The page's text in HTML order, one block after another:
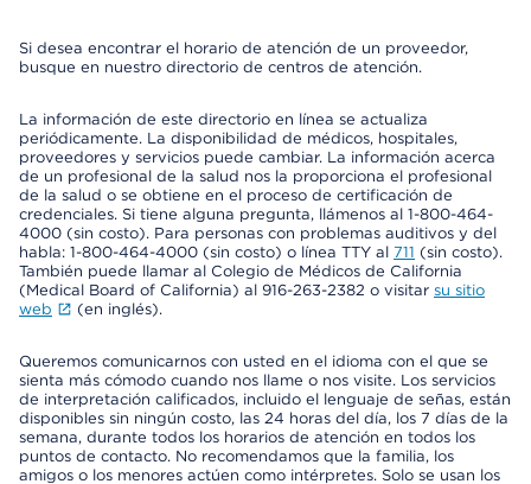
Si desea encontrar el horario de atención de un proveedor,
busque en nuestro directorio de centros de atención.
La información de este directorio en línea se actualiza
periódicamente. La disponibilidad de médicos, hospitales,
proveedores y servicios puede cambiar. La información acerca
de un profesional de la salud nos la proporciona el profesional
de la salud o se obtiene en el proceso de certificación de
credenciales. Si tiene alguna pregunta, llámenos al 1-800-464-
4000 (sin costo). Para personas con problemas auditivos y del
habla: 1-800-464-4000 (sin costo) o línea TTY al 711 (sin costo).
También puede llamar al Colegio de Médicos de California
(Medical Board of California) al 916-263-2382 o visitar su sitio
web
(en inglés).
Queremos comunicarnos con usted en el idioma con el que se
sienta más cómodo cuando nos llame o nos visite. Los servicios
de interpretación calificados, incluido el lenguaje de señas, están
disponibles sin ningún costo, las 24 horas del día, los 7 días de la
semana, durante todos los horarios de atención en todos los
puntos de contacto. No recomendamos que la familia, los
amigos o los menores actúen como intérpretes. Solo se usan los